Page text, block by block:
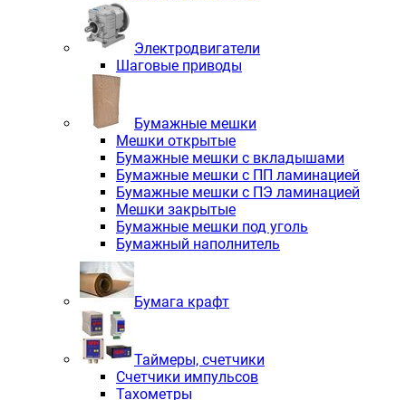
Электродвигатели
Шаговые приводы
Бумажные мешки
Мешки открытые
Бумажные мешки с вкладышами
Бумажные мешки с ПП ламинацией
Бумажные мешки с ПЭ ламинацией
Мешки закрытые
Бумажные мешки под уголь
Бумажный наполнитель
Бумага крафт
Таймеры, счетчики
Счетчики импульсов
Тахометры